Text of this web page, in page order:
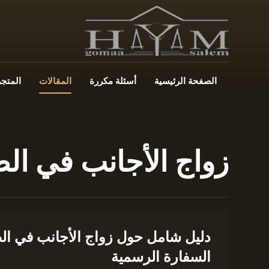
الصفحة الرئيسية أسئلة مكررة المقالات
زواج الأجانب في
دليل شامل حول زواج الأجانب في
السفارة الرسمية